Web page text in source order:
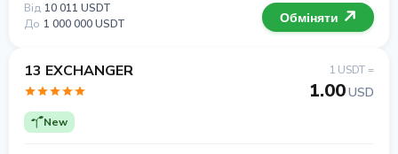
Від 10 011 USDT
До 1 000 000 USDT Обміняти
13 EXCHANGER
New
1 USDT =
1.00USD